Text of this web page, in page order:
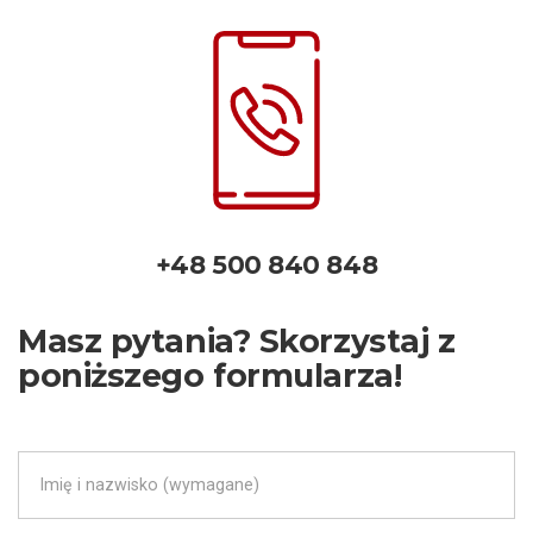
+48 500 840 848
Masz pytania? Skorzystaj z
poniższego formularza!